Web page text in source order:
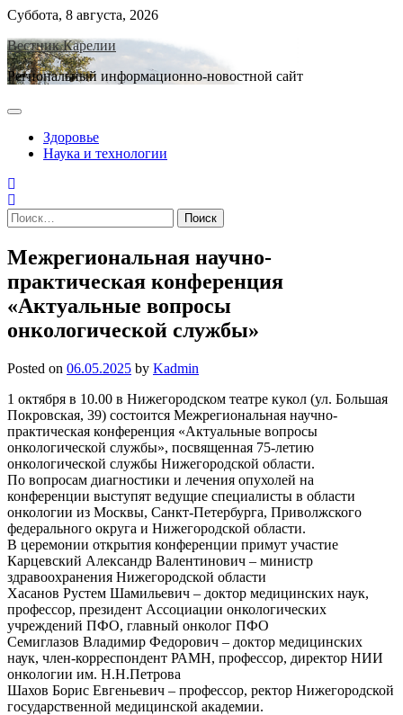
Skip
content
Суббота, 8 августа, 2026
Вестник Карелии
Региональный информационно-новостной сайт
Здоровье
Наука и технологии
Найти:
Межрегиональная научно-
практическая конференция
«Актуальные вопросы
онкологической службы»
Posted on 06.05.2025 by Kadmin
1 октября в 10.00 в Нижегородском театре кукол (ул. Большая
Покровская, 39) состоится Межрегиональная научно-
практическая конференция «Актуальные вопросы
онкологической службы», посвященная 75-летию
онкологической службы Нижегородской области.
По вопросам диагностики и лечения опухолей на
конференции выступят ведущие специалисты в области
онкологии из Москвы, Санкт-Петербурга, Приволжского
федерального округа и Нижегородской области.
В церемонии открытия конференции примут участие
Карцевский Александр Валентинович – министр
здравоохранения Нижегородской области
Хасанов Рустем Шамильевич – доктор медицинских наук,
профессор, президент Ассоциации онкологических
учреждений ПФО, главный онколог ПФО
Семиглазов Владимир Федорович – доктор медицинских
наук, член-корреспондент РАМН, профессор, директор НИИ
онкологии им. Н.Н.Петрова
Шахов Борис Евгеньевич – профессор, ректор Нижегородской
государственной медицинской академии.